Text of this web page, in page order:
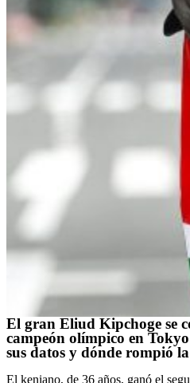
El gran Eliud Kipchoge se
campeón olímpico en
sus datos y dónde rompió
El keniano, de 36 años, ganó el